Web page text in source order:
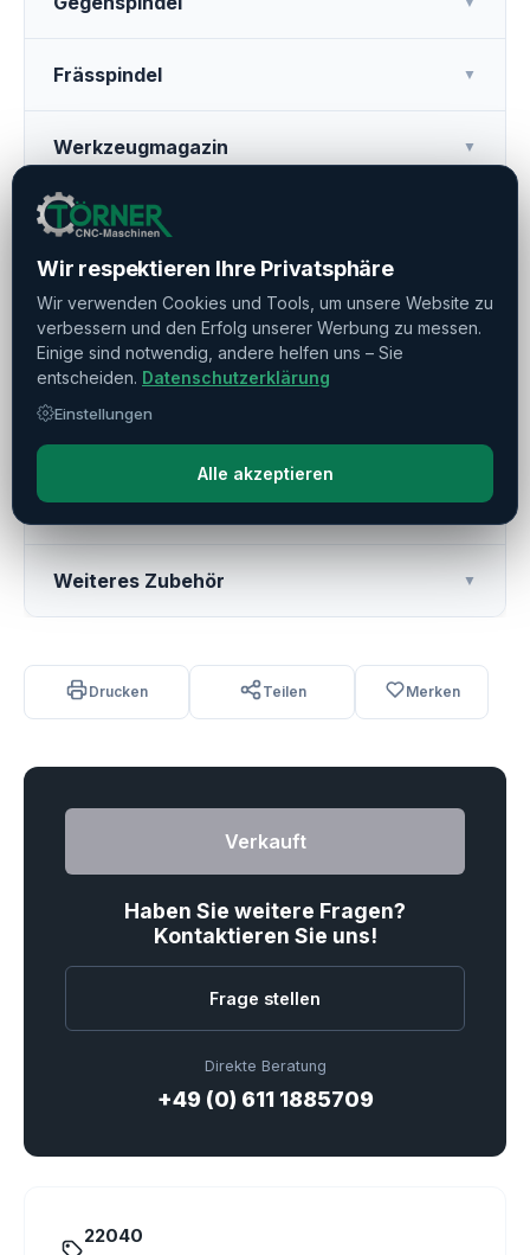
Frässpindel ▼
Werkzeugmagazin ▼
Weitere Ausstattung
Kühlmitteldruck
Werkzeugvermessung
Portallader / Gantryloader ▼
Weiteres Zubehör ▼
Drucken Teilen Merken
Verkauft
Haben Sie weitere Fragen?
Kontaktieren Sie uns!
Frage stellen
Direkte Beratung
+49 (0) 611 1885709
22040
Wir respektieren Ihre Privatsphäre
Wir verwenden Cookies und Tools, um unsere Website zu
verbessern und den Erfolg unserer Werbung zu messen.
Einige sind notwendig, andere helfen uns – Sie
entscheiden. Datenschutzerklärung
Einstellungen
Alle akzeptieren